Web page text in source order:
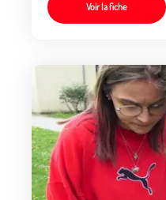
Voir la fiche